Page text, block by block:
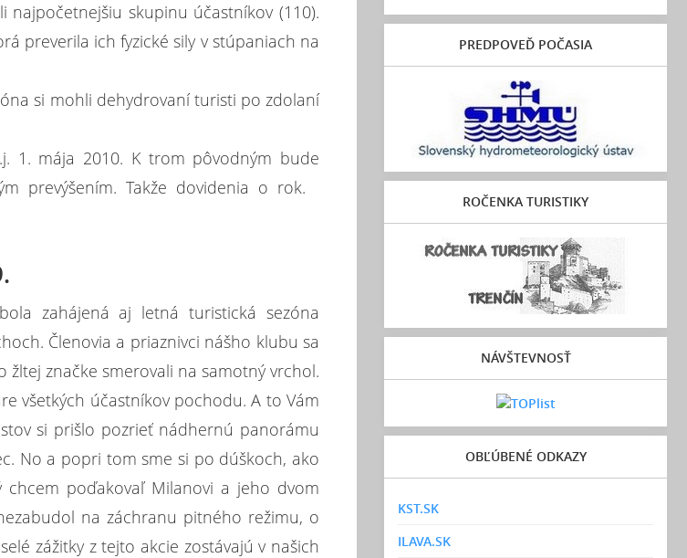
skupinu účastníkov (110).
preverila ich fyzické sily v stúpaniach na
si mohli dehydrovaní turisti po zdolaní
1. mája 2010. K trom pôvodným bude
prevýšením. Takže dovidenia o rok.
zahájená aj letná turistická sezóna
Členovia a priaznivci nášho klubu sa
značke smerovali na samotný vrchol.
všetkých účastníkov pochodu. A to Vám
si prišlo pozrieť nádhernú panorámu
No a popri tom sme si po dúškoch, ako
poďakovaľ Milanovi a jeho dvom
na záchranu pitného režimu, o
zážitky z tejto akcie zostávajú v našich
PREDPOVEĎ POČASIA
ROČENKA TURISTIKY
NÁVŠTEVNOSŤ
OBĽÚBENÉ ODKAZY
KST.SK
ILAVA.SK